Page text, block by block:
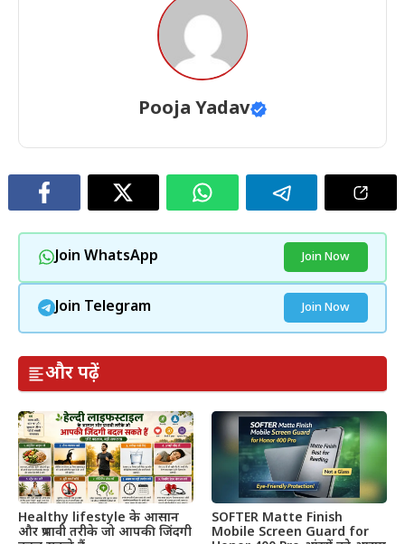
Pooja Yadav
Join WhatsApp Join Now
Join Telegram Join Now
और पढ़ें
Healthy lifestyle के आसान
और प्रभावी तरीके जो आपकी जिंदगी
SOFTER Matte Finish
Mobile Screen Guard for